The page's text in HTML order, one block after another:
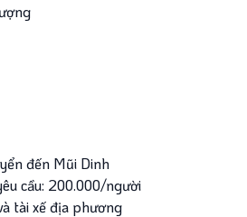
đến Mũi Dinh
cầu: 200.000/người
tài xế địa phương